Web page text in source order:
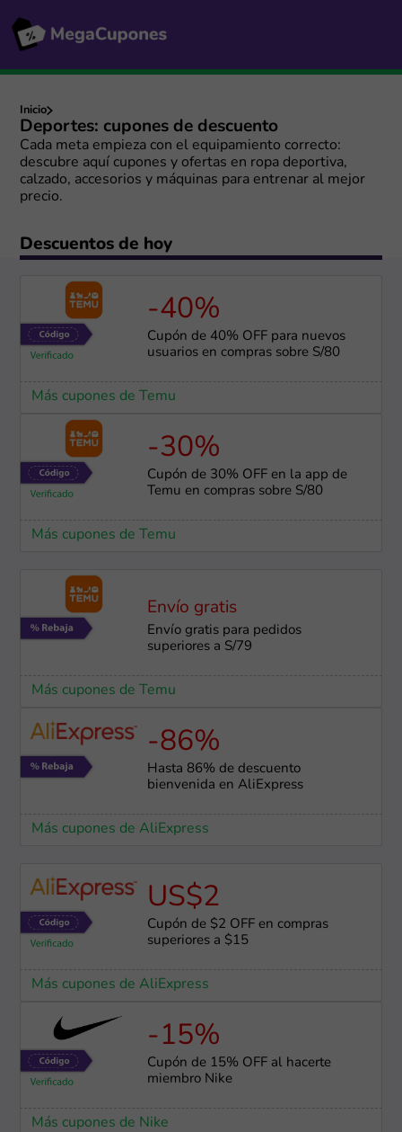
Inicio
Deportes: cupones de descuento
Cada meta empieza con el equipamiento correcto:
descubre aquí cupones y ofertas en ropa deportiva,
calzado, accesorios y máquinas para entrenar al mejor
precio.
Descuentos de hoy
-40%
Cupón de 40% OFF para nuevos
usuarios en compras sobre S/80
Más cupones de Temu
-30%
Cupón de 30% OFF en la app de
Temu en compras sobre S/80
Más cupones de Temu
Envío gratis
Envío gratis para pedidos
superiores a S/79
Más cupones de Temu
-86%
Hasta 86% de descuento
bienvenida en AliExpress
Más cupones de AliExpress
US$2
Cupón de $2 OFF en compras
superiores a $15
Más cupones de AliExpress
-15%
Cupón de 15% OFF al hacerte
miembro Nike
Más cupones de Nike